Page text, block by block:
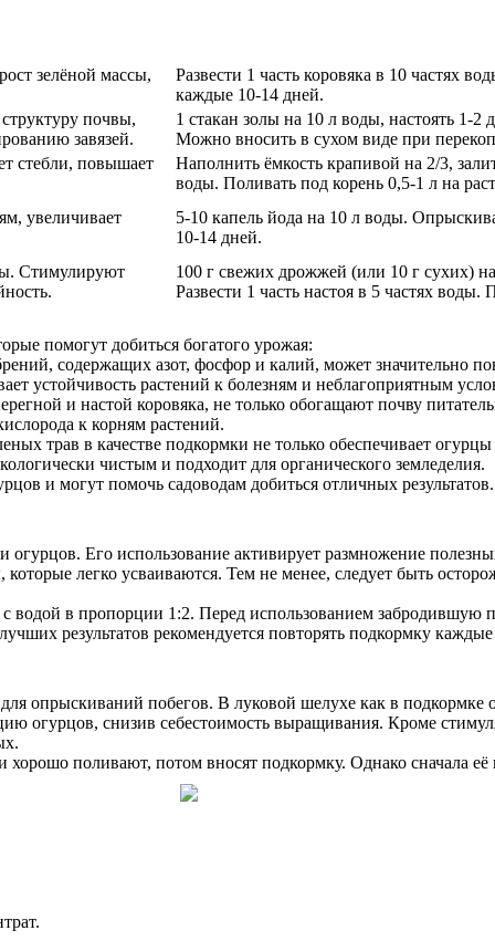
зелёной массы,
Развести 1 часть коровяка в 10 частях
каждые 10-14 дней.
почвы,
завязей.
1 стакан золы на 10 л воды, настоять 1-
Можно вносить в сухом виде при
стебли, повышает
Наполнить ёмкость крапивой на 2/3,
воды. Поливать под корень 0,5-1 л на
увеличивает
5-10 капель йода на 10 л воды.
10-14 дней.
Стимулируют
100 г свежих дрожжей (или 10 г сухих)
Развести 1 часть настоя в 5 частях воды.
помогут добиться богатого урожая:
содержащих азот, фосфор и калий, может значительно
устойчивость растений к болезням и неблагоприятным
и настой коровяка, не только обогащают почву
к корням растений.
трав в качестве подкормки не только обеспечивает
чистым и подходит для органического земледелия.
и могут помочь садоводам добиться отличных результатов.
Его использование активирует размножение
легко усваиваются. Тем не менее, следует быть
с водой в пропорции 1:2. Перед использованием
результатов рекомендуется повторять подкормку
опрыскиваний побегов. В луковой шелухе как в подкормке
огурцов, снизив себестоимость выращивания. Кроме
поливают, потом вносят подкормку. Однако сначала